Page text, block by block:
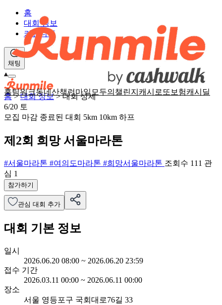
홈팀워크동네산책런마일 모두의챌린지 캐시로또 보험캐시딜
홈
대회 정보
커뮤니티
채팅
홈 > 대회 정보 > 대회 상세
6/20 토
모집 마감 종료된 대회 5km 10km 하프
제2회 희망 서울마라톤
#서울마라톤 #여의도마라톤 #희망서울마라톤 조회수 111 관
심 1
참가하기
관심 대회 추가
대회 기본 정보
일시
2026.06.20 08:00 ~ 2026.06.20 23:59
접수 기간
2026.03.11 00:00 ~ 2026.06.11 00:00
장소
서울 영등포구 국회대로76길 33